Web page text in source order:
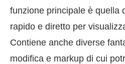
funzione principale è quella
rapido e diretto per
Contiene anche diverse
modifica e markup di cui